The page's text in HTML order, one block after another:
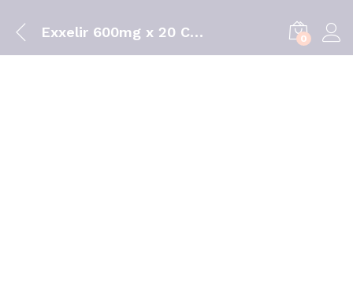
Exxelir 600mg x 20 Comprimidos Efervescentes 0